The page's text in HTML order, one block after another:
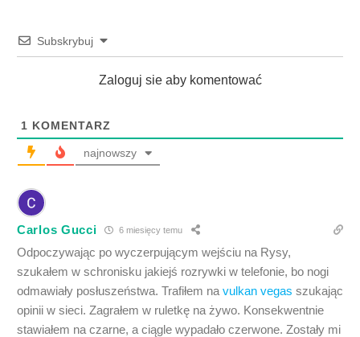
Subskrybuj
Zaloguj sie aby komentować
1 KOMENTARZ
najnowszy
Carlos Gucci 6 miesięcy temu
Odpoczywając po wyczerpującym wejściu na Rysy,
szukałem w schronisku jakiejś rozrywki w telefonie, bo nogi
odmawiały posłuszeństwa. Trafiłem na vulkan vegas szukając
opinii w sieci. Zagrałem w ruletkę na żywo. Konsekwentnie
stawiałem na czarne, a ciągle wypadało czerwone. Zostały mi